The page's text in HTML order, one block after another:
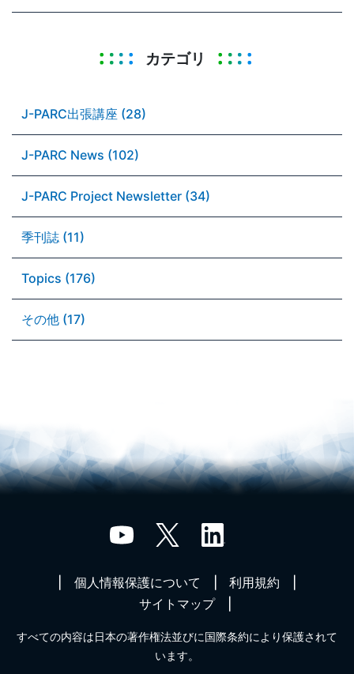
カテゴリ
J-PARC出張講座 (28)
J-PARC News (102)
J-PARC Project Newsletter (34)
季刊誌 (11)
Topics (176)
その他 (17)
個人情報保護について
利用規約
サイトマップ
すべての内容は日本の著作権法並びに国際条約により保護されて
います。